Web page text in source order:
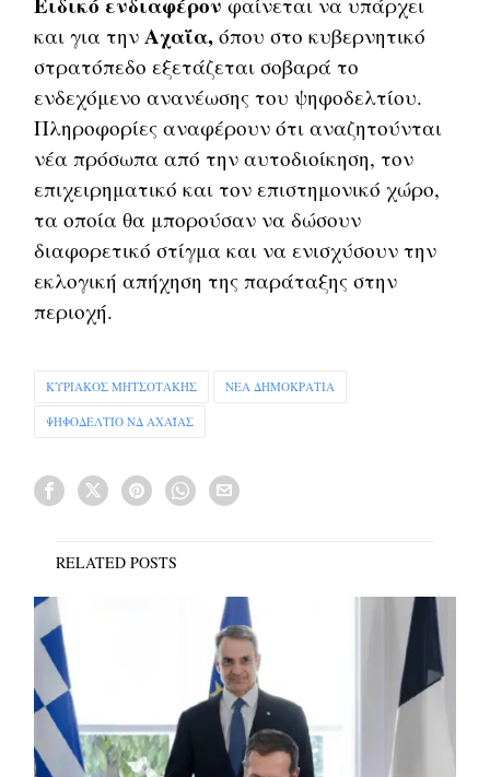
και για τηνΑχαΐα, όπου στο κυβερνητικό
στρατόπεδο εξετάζεται σοβαρά το
ενδεχόμενο ανανέωσης του ψηφοδελτίου.
Πληροφορίες αναφέρουν ότι αναζητούνται
νέα πρόσωπα από την αυτοδιοίκηση, τον
επιχειρηματικό και τον επιστημονικό χώρο,
τα οποία θα μπορούσαν να δώσουν
διαφορετικό στίγμα και να ενισχύσουν την
εκλογική απήχηση της παράταξης στην
περιοχή.
ΚΥΡΙΑΚΟΣ ΜΗΤΣΟΤΑΚΗΣ ΝΕΑ ΔΗΜΟΚΡΑΤΙΑ
ΨΗΦΟΔΕΛΤΙΟ ΝΔ ΑΧΑΪΑΣ
RELATED POSTS